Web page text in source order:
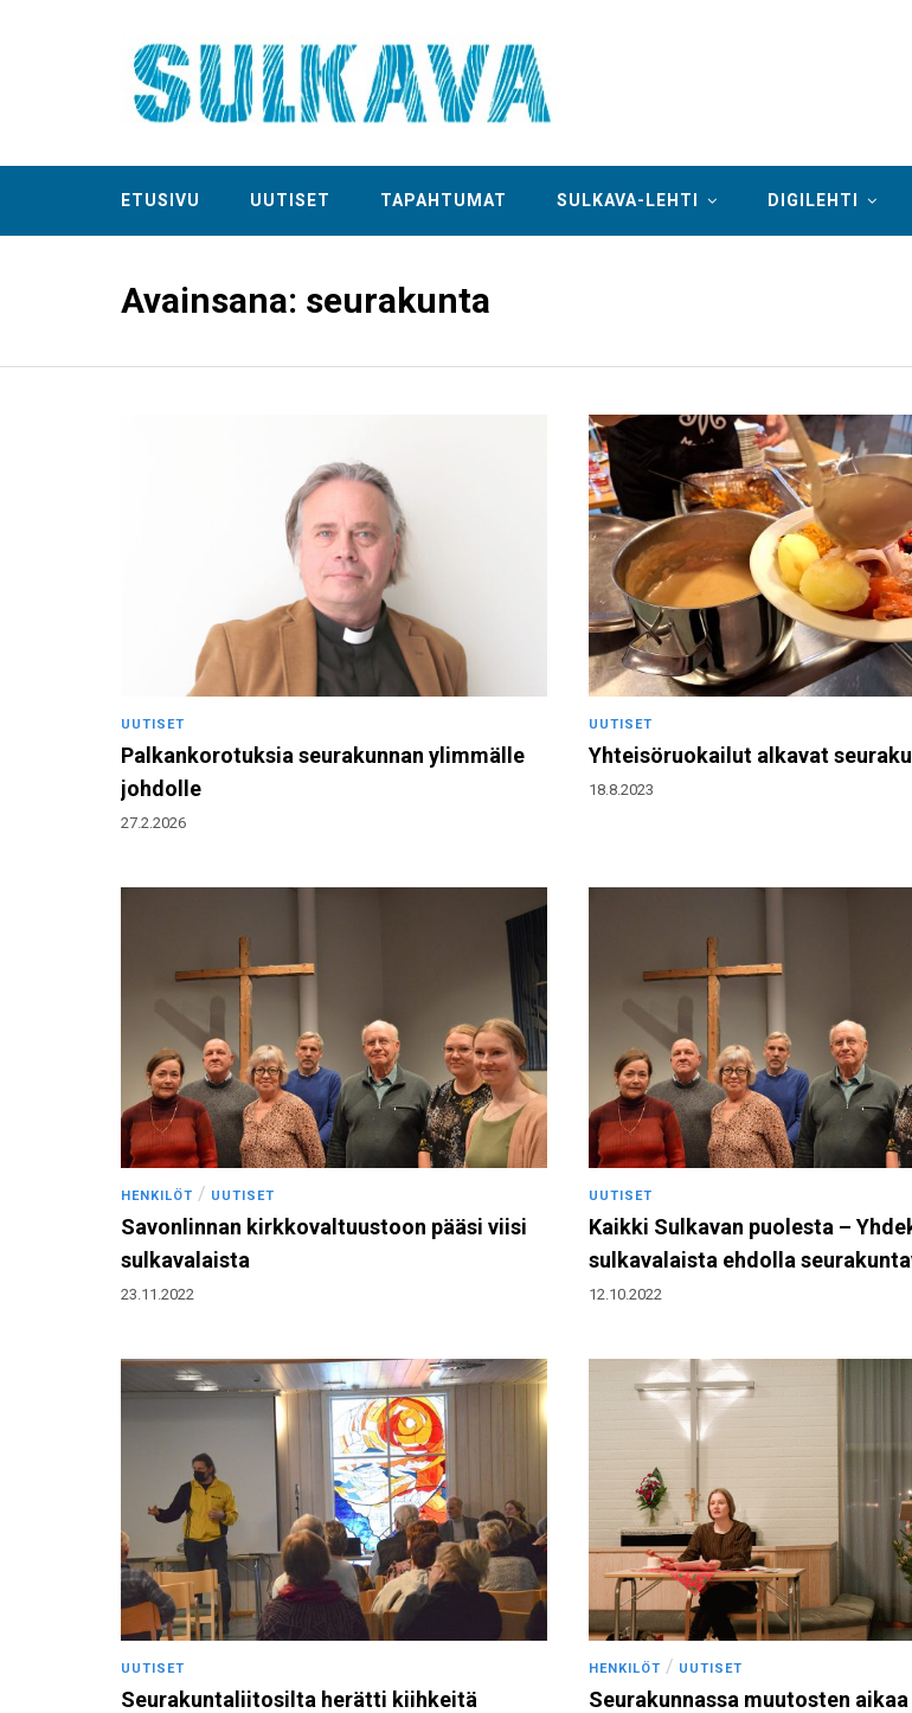
ETUSIVU UUTISET TAPAHTUMAT SULKAVA-LEHTI DIGILEHTI
Avainsana: seurakunta
UUTISET
Palkankorotuksia seurakunnan ylimmälle
johdolle
27.2.2026
UUTISET
Yhteisöruokailut alkavat
18.8.2023
HENKILÖT / UUTISET
Savonlinnan kirkkovaltuustoon pääsi viisi
sulkavalaista
23.11.2022
UUTISET
Kaikki Sulkavan puolesta –
sulkavalaista ehdolla
12.10.2022
UUTISET
Seurakuntaliitosilta herätti kiihkeitä
HENKILÖT / UUTISET
Seurakunnassa muutosten aikaa